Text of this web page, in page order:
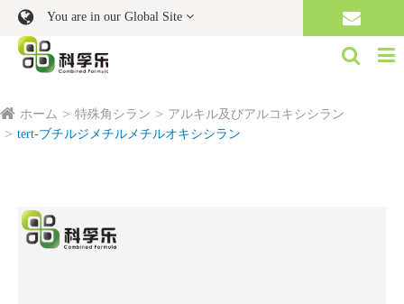
You are in our Global Site
ホーム 特殊角シラン
アルキル及びアルコキシシラン
tert‐ブチルジメチルメチルオキシシラン